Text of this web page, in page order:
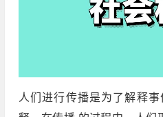
人们进行传播是为了解释